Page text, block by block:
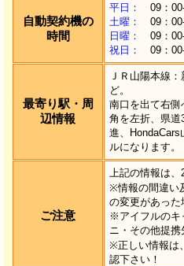
自動契約機の
時間
平日：
09：
土曜：
09：
日曜：
09：
祝日：
09：
最寄り駅・周
辺情報
ＪＲ山陽本線
ど。
南口を出て右
角を左折、県道
進、
ルになります。
ご注意
上記の情報は
※情報の間違い
の変更があった
※アイフルのキ
ニ・その他提
※正しい情報は
認下さい！